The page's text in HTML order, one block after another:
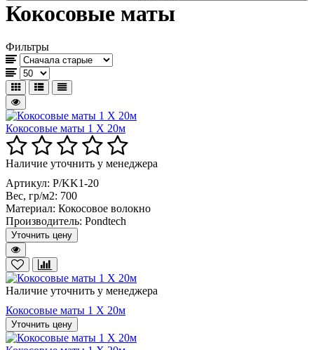
Кокосовые маты
Фильтры
Кокосовые маты 1 X 20м
Наличие уточнить у менеджера
Артикул: P/KK1-20
Вес, гр/м2: 700
Материал: Кокосовое волокно
Производитель: Pondtech
Уточнить цену
Наличие уточнить у менеджера
Кокосовые маты 1 X 20м
Уточнить цену